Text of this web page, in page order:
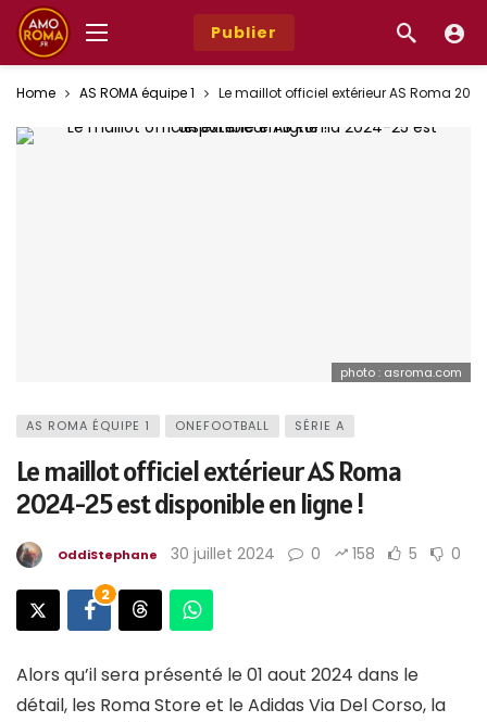
Publier
Home AS ROMA équipe 1 Le maillot officiel extérieur AS Roma
photo : asroma.com
AS ROMA ÉQUIPE 1 ONEFOOTBALL SÉRIE A
Le maillot officiel extérieur AS Roma
2024-25 est disponible en ligne !
OddiStephane 30 juillet 2024 0 158 5 0
2
Alors qu’il sera présenté le 01 aout 2024 dans le
détail, les Roma Store et le Adidas Via Del Corso, la